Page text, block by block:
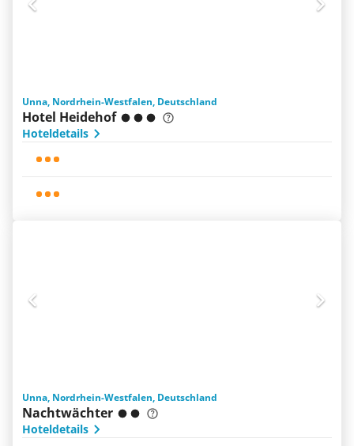
Unna, Nordrhein-Westfalen, Deutschland
Hotel Heidehof
Hoteldetails
Unna, Nordrhein-Westfalen, Deutschland
Nachtwächter
Hoteldetails